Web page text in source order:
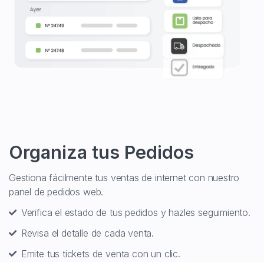
Organiza tus Pedidos
Gestiona fácilmente tus ventas de internet con nuestro
panel de pedidos web.
Verifica el estado de tus pedidos y hazles seguimiento.
Revisa el detalle de cada venta.
Emite tus tickets de venta con un clic.